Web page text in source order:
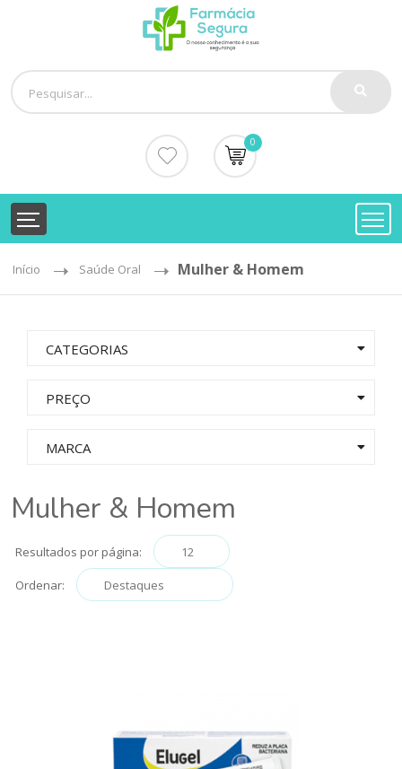
0
Início Saúde Oral Mulher & Homem
CATEGORIAS
PREÇO
MARCA
Mulher & Homem
Resultados por página:
Ordenar: